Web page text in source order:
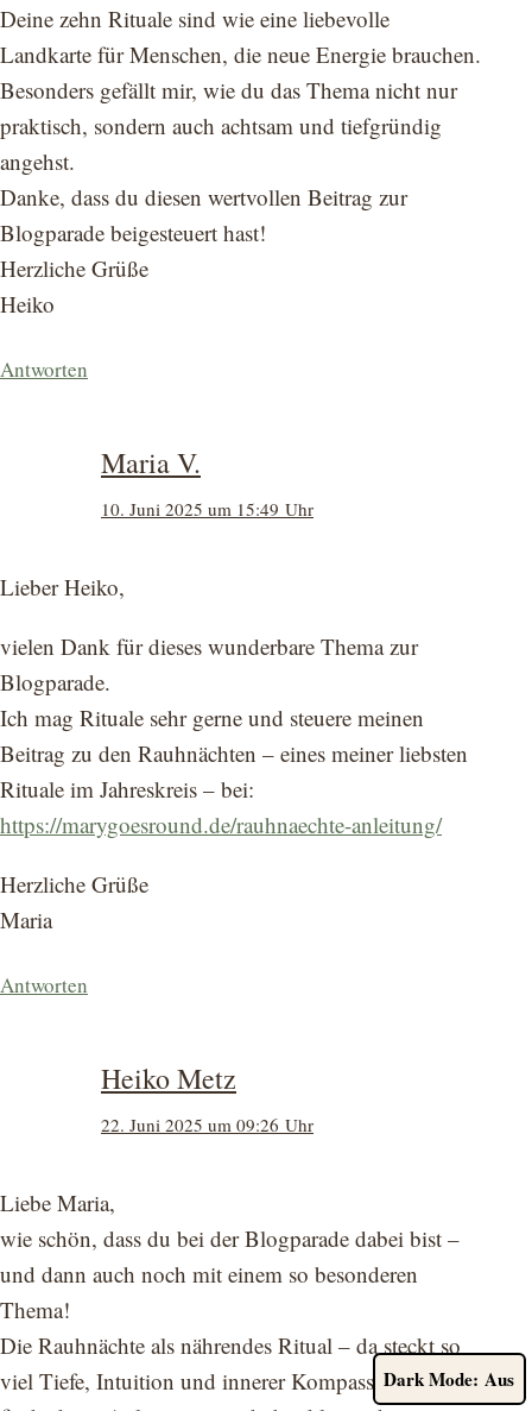
Deine zehn Rituale sind wie eine liebevolle
Landkarte für Menschen, die neue Energie brauchen.
Besonders gefällt mir, wie du das Thema nicht nur
praktisch, sondern auch achtsam und tiefgründig
angehst.
Danke, dass du diesen wertvollen Beitrag zur
Blogparade beigesteuert hast!
Herzliche Grüße
Heiko
Antworten
Maria V.
10. Juni 2025 um 15:49 Uhr
Lieber Heiko,
vielen Dank für dieses wunderbare Thema zur
Blogparade.
Ich mag Rituale sehr gerne und steuere meinen
Beitrag zu den Rauhnächten – eines meiner liebsten
Rituale im Jahreskreis – bei:
https://marygoesround.de/rauhnaechte-anleitung/
Herzliche Grüße
Maria
Antworten
Heiko Metz
22. Juni 2025 um 09:26 Uhr
Liebe Maria,
wie schön, dass du bei der Blogparade dabei bist –
und dann auch noch mit einem so besonderen
Thema!
Die Rauhnächte als nährendes Ritual – da steckt so
viel Tiefe, Intuition und innerer Kompass drin. Ich
Dark Mode: